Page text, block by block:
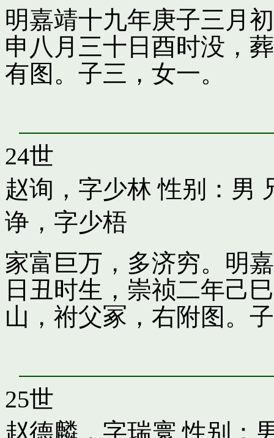
明嘉靖十九年庚子三月
申八月三十日酉时没，
有图。子三，女一。
24世
赵询，字少林 性别：男
诤，字少梧
家富巨万，多济穷。明
日丑时生，崇祯二年己
山，祔父冢，右附图。
25世
赵德麟，字瑞寰 性别：